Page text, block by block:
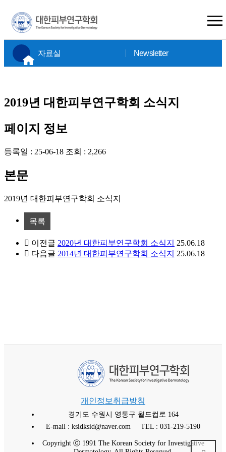
×
자료실 Newsletter
2019년 대한피부연구학회 소식지
페이지 정보
등록일 : 25-06-18 조회 : 2,266
본문
2019년 대한피부연구학회 소식지
목록
이전글 2020년 대한피부연구학회 소식지
25.06.18
다음글 2014년 대한피부연구학회 소식지 25.06.18
개인정보취급방침
경기도 수원시 영통구 월드컵로 164
E-mail : ksidksid@naver.com
TEL : 031-219-5190
Copyright ⓒ 1991 The Korean Society for Investigative